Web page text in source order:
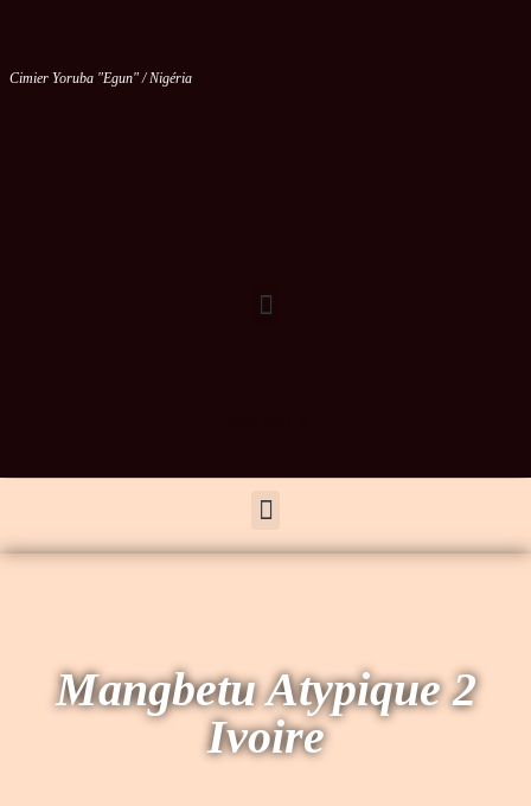
Cimier Yoruba "Egun" / Nigéria
Mangbetu Atypique 2
Ivoire